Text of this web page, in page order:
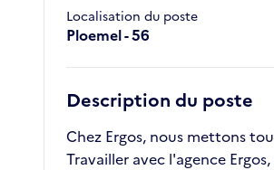
Localisation du poste
Ploemel - 56
Description du poste
Chez Ergos, nous mettons
Travailler avec l'agence